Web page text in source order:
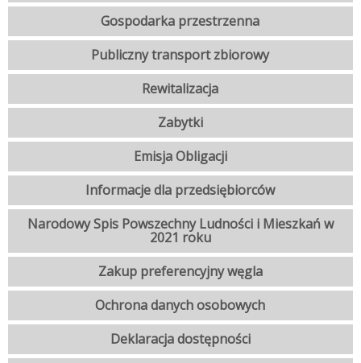
Gospodarka przestrzenna
Publiczny transport zbiorowy
Rewitalizacja
Zabytki
Emisja Obligacji
Informacje dla przedsiębiorców
Narodowy Spis Powszechny Ludności i Mieszkań w
2021 roku
Zakup preferencyjny węgla
Ochrona danych osobowych
Deklaracja dostępności